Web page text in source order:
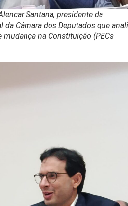
Santana, presidente da
da Câmara dos Deputados que
mudança na Constituição (PECs